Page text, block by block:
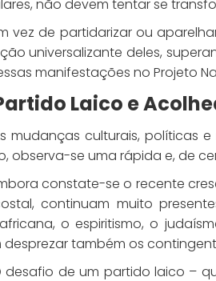
não devem tentar se
vez de partidarizar ou
universalizante deles,
manifestações no Projeto
Laico e
mudanças culturais, políticas
observa-se uma rápida e, de
constate-se o recente
continuam muito
o espiritismo, o
também os
desafio de um partido laico –